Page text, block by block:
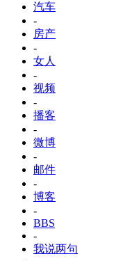
汽车
-
房产
-
女人
-
视频
-
播客
-
微博
-
邮件
-
博客
-
BBS
-
我说两句